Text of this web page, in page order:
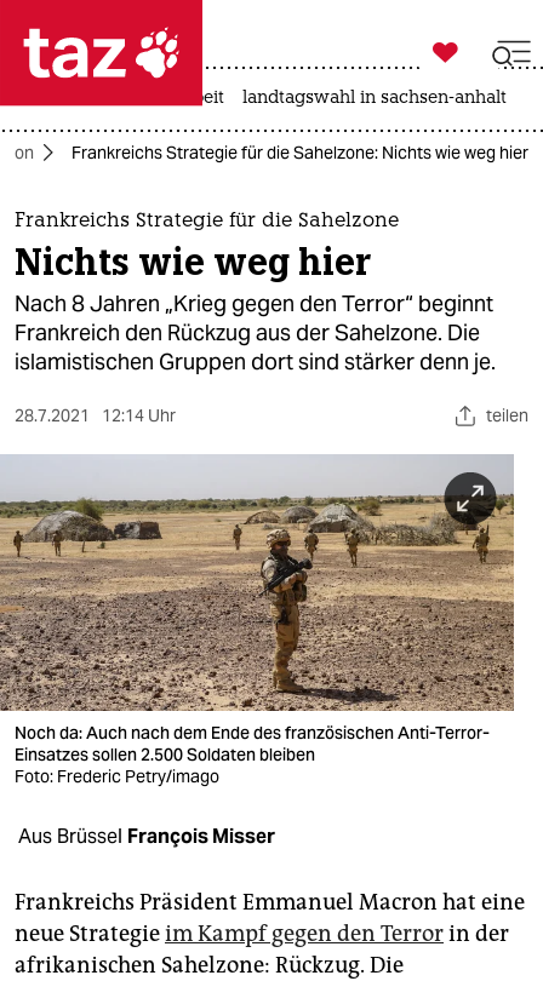
 taz zahl ich
taz zahl ich
themen
politik
öko
sport
berlin
nord
wahrheit
verlag
verlag
shop
fragen & hilfe
unterstützen

taz zahl ich
arbeit landtagswahl in sachsen-anhalt
Frankreichs Strategie für die Sahelzone: Nichts wie weg hier
Frankreichs Strategie für die Sahelzone
Nichts wie weg hier
Nach 8 Jahren „Krieg gegen den Terror“ beginnt
Frankreich den Rückzug aus der Sahelzone. Die
islamistischen Gruppen dort sind stärker denn je.
28.7.2021 12:14 Uhr teilen
Noch da: Auch nach dem Ende des französischen Anti-Terror-
Einsatzes sollen 2.500 Soldaten bleiben
Foto: Frederic Petry/imago
Aus Brüssel François Misser
Frankreichs Präsident Emmanuel Macron hat eine
neue Strategieim Kampf gegen den Terrorin der
afrikanischen Sahelzone: Rückzug. Die